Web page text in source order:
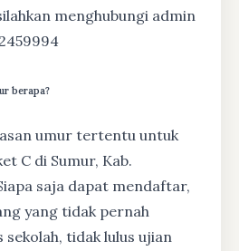
menghubungi admin
berapa?
umur tertentu untuk
C di Sumur, Kab.
saja dapat mendaftar,
yang tidak pernah
sekolah, tidak lulus ujian